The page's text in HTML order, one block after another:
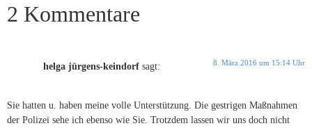
2 Kommentare
helga jürgens-keindorf sagt: 8. März 2016 um 15:14 Uhr
Sie hatten u. haben meine volle Unterstützung. Die gestrigen Maßnahmen
der Polizei sehe ich ebenso wie Sie. Trotzdem lassen wir uns doch nicht